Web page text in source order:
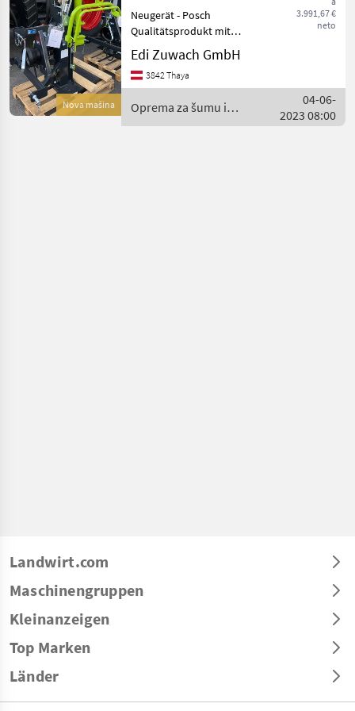
Nova mašina
3.991,67 €
neto
Neugerät - Posch
Qualitätsprodukt mit
Autospeed und massiver
Gusspumpe! Gelenkwelle
gegen Aufpreis + 250, -
Aufpreis möglich. sofort v
Edi Zuwach GmbH
3842 Thaya
Oprema za šumu i
obradu drveta / Paldu
04-06-
2023 08:00
Landwirt.com
Maschinengruppen
Kleinanzeigen
Top Marken
Länder